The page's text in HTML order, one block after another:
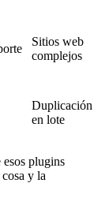
Sitios web
complejos
Duplicación
en lote
plugins
y la